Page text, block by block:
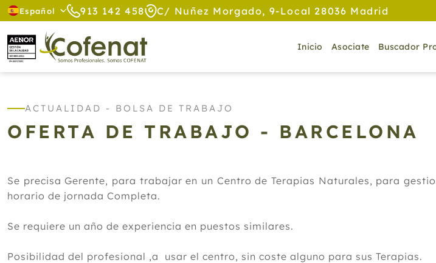
Español 913 142 458 C/ Nuñez Morgado, 9-Local 28036 Madrid
Inicio Asociate Buscador
ACTUALIDAD - BOLSA DE TRABAJO
OFERTA DE TRABAJO - BARCELONA
Se precisa Gerente, para trabajar en un Centro de Terapias Naturales, para
horario de jornada Completa.
Se requiere un año de experiencia en puestos similares.
Posibilidad del profesional ,a usar el centro, sin coste alguno para sus Terapias.